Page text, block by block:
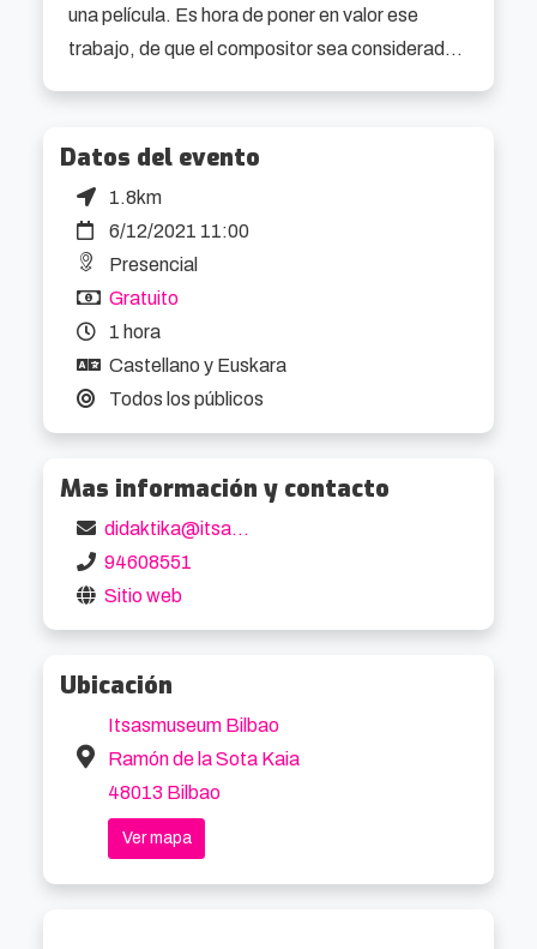
una película. Es hora de poner en valor ese
trabajo, de que el compositor sea considerado
reconozca su aportación para que el equipo
llegue hasta la cima. Paula Olaz atesora ya una
interesante trayectoria en la composición de
bandas sonoras de largometrajes ficcionados.
publicitaria a la hora de componer, estando
bandas sonoras compuestas para
Entrada gratuita con registro en la web. Hasta
completar aforo.
Datos del evento
1.8km
6/12/2021 11:00
Presencial
Gratuito
1 hora
Castellano y Euskara
Todos los públicos
Mas información y contacto
didaktika@itsasmuseum.eus
94608551
Sitio web
Ubicación
Itsasmuseum Bilbao
Ramón de la Sota Kaia
48013 Bilbao
Ver mapa